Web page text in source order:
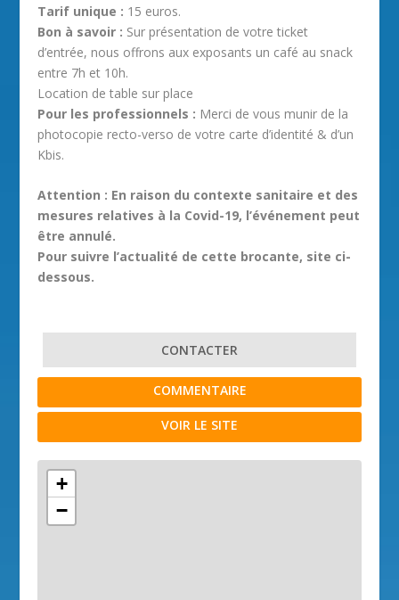
Tarif unique : 15 euros.
Bon à savoir : Sur présentation de votre ticket
d’entrée, nous offrons aux exposants un café au snack
entre 7h et 10h.
Location de table sur place
Pour les professionnels : Merci de vous munir de la
photocopie recto-verso de votre carte d’identité & d’un
Kbis.
Attention : En raison du contexte sanitaire et des
mesures relatives à la Covid-19, l’événement peut
être annulé.
Pour suivre l’actualité de cette brocante, site ci-
dessous.
CONTACTER
COMMENTAIRE
VOIR LE SITE
+
−